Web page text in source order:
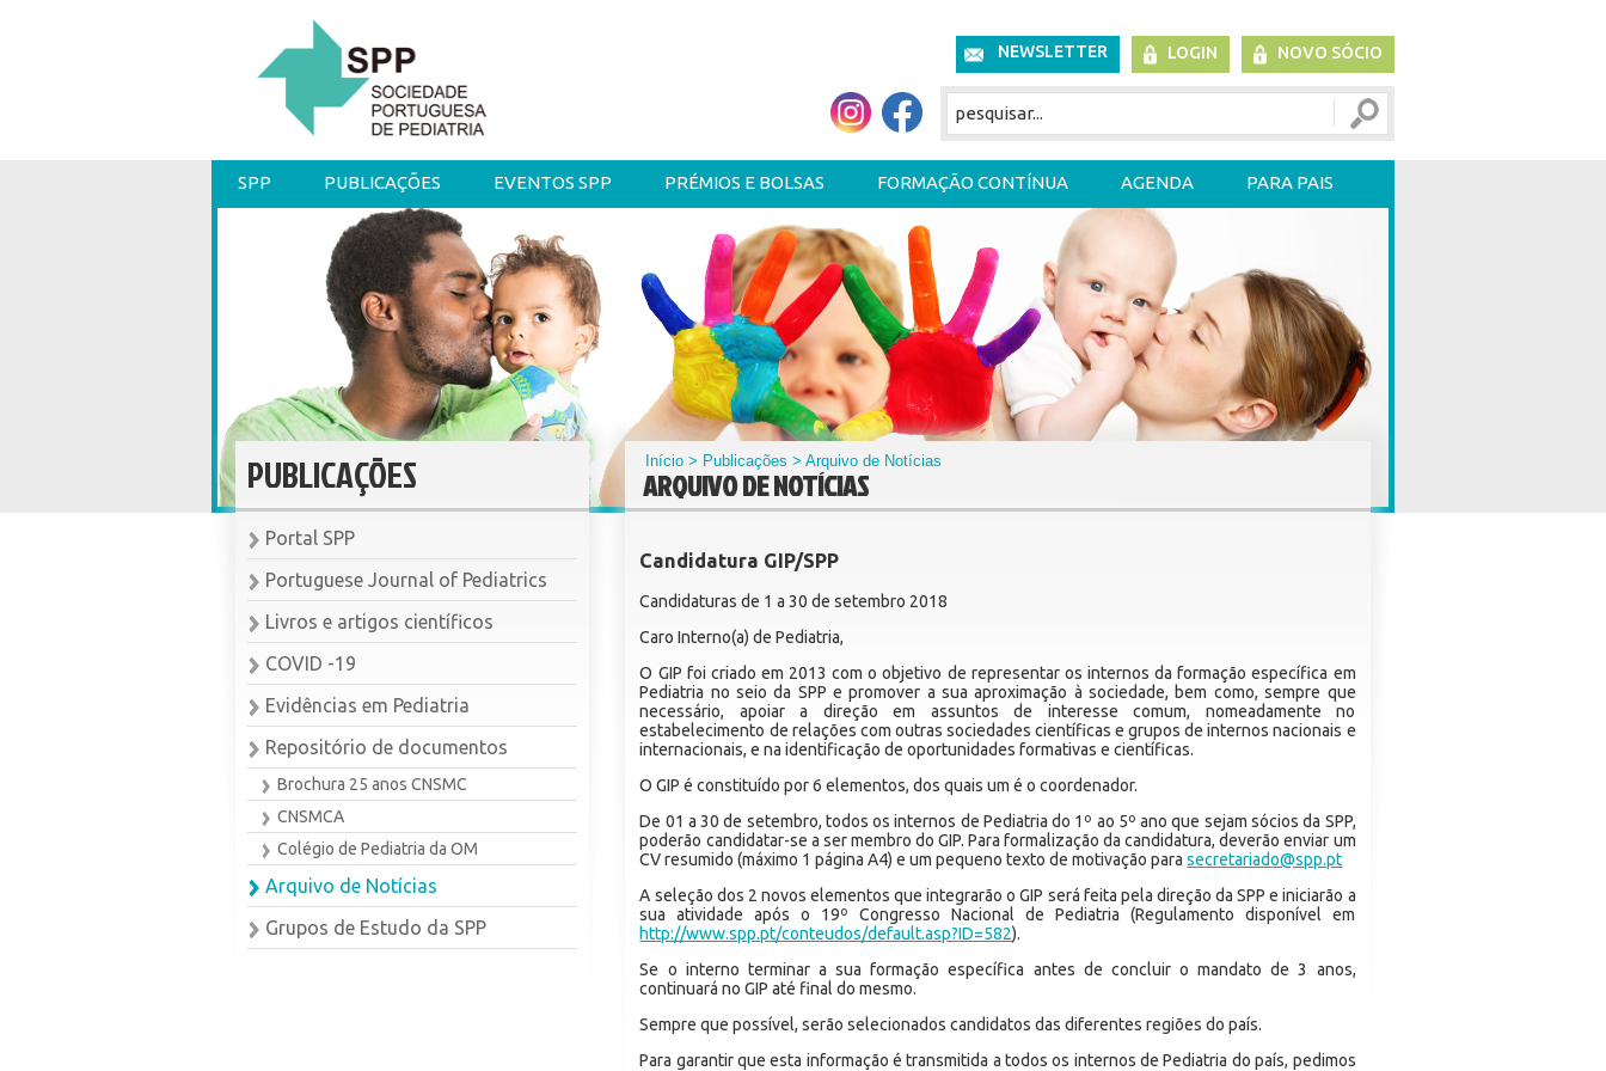
NEWSLETTER LOGIN NOVO SÓCIO
SPP PUBLICAÇÕES EVENTOS SPP PRÉMIOS E BOLSAS FORMAÇÃO CONTÍNUA AGENDA PARA PAIS
PUBLICAÇÕES
Portal SPP
Portuguese Journal of Pediatrics
Livros e artigos científicos
COVID -19
Evidências em Pediatria
Repositório de documentos
Brochura 25 anos CNSMC
CNSMCA
Colégio de Pediatria da OM
Arquivo de Notícias
Grupos de Estudo da SPP
Início > Publicações > Arquivo de Notícias
ARQUIVO DE NOTÍCIAS
Candidatura GIP/SPP
Candidaturas de 1 a 30 de setembro 2018
Caro Interno(a) de Pediatria,
O GIP foi criado em 2013 com o objetivo de representar os internos da formação específica em
Pediatria no seio da SPP e promover a sua aproximação à sociedade, bem como, sempre que
necessário, apoiar a direção em assuntos de interesse comum, nomeadamente no
estabelecimento de relações com outras sociedades científicas e grupos de internos nacionais e
internacionais, e na identificação de oportunidades formativas e científicas.
O GIP é constituído por 6 elementos, dos quais um é o coordenador.
De 01 a 30 de setembro, todos os internos de Pediatria do 1º ao 5º ano que sejam sócios da SPP,
poderão candidatar-se a ser membro do GIP. Para formalização da candidatura, deverão enviar um
CV resumido (máximo 1 página A4) e um pequeno texto de motivação parasecretariado@spp.pt
A seleção dos 2 novos elementos que integrarão o GIP será feita pela direção da SPP e iniciarão a
sua atividade após o 19º Congresso Nacional de Pediatria (Regulamento disponível em
http://www.spp.pt/conteudos/default.asp?ID=582).
Se o interno terminar a sua formação específica antes de concluir o mandato de 3 anos,
continuará no GIP até final do mesmo.
Sempre que possível, serão selecionados candidatos das diferentes regiões do país.
Para garantir que esta informação é transmitida a todos os internos de Pediatria do país, pedimos